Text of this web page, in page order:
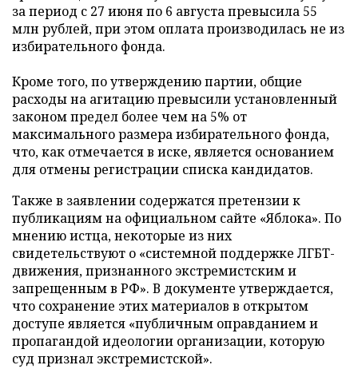
за период с 27 июня по 6 августа превысила 55
млн рублей, при этом оплата производилась не из
избирательного фонда.
Кроме того, по утверждению партии, общие
расходы на агитацию превысили установленный
законом предел более чем на 5% от
максимального размера избирательного фонда,
что, как отмечается в иске, является основанием
для отмены регистрации списка кандидатов.
Также в заявлении содержатся претензии к
публикациям на официальном сайте «Яблока». По
мнению истца, некоторые из них
свидетельствуют о «системной поддержке ЛГБТ-
движения, признанного экстремистским и
запрещенным в РФ». В документе утверждается,
что сохранение этих материалов в открытом
доступе является «публичным оправданием и
пропагандой идеологии организации, которую
суд признал экстремистской».